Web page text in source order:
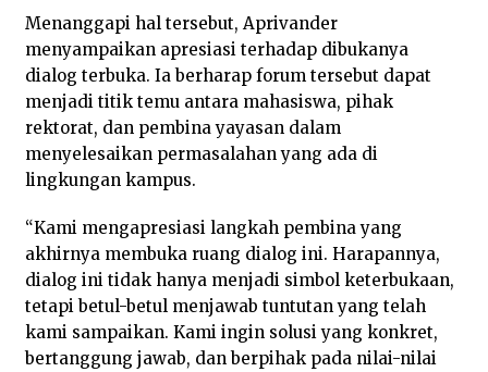
Menanggapi hal tersebut, Aprivander
menyampaikan apresiasi terhadap dibukanya
dialog terbuka. Ia berharap forum tersebut dapat
menjadi titik temu antara mahasiswa, pihak
rektorat, dan pembina yayasan dalam
menyelesaikan permasalahan yang ada di
lingkungan kampus.
“Kami mengapresiasi langkah pembina yang
akhirnya membuka ruang dialog ini. Harapannya,
dialog ini tidak hanya menjadi simbol keterbukaan,
tetapi betul-betul menjawab tuntutan yang telah
kami sampaikan. Kami ingin solusi yang konkret,
bertanggung jawab, dan berpihak pada nilai-nilai